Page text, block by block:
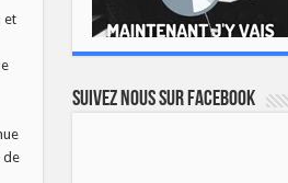
et
de
Suivez nous sur Facebook